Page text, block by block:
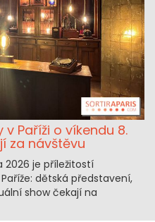
Paříži o víkendu 8.
za návštěvu
2026 je příležitostí
dětská představení,
show čekají na